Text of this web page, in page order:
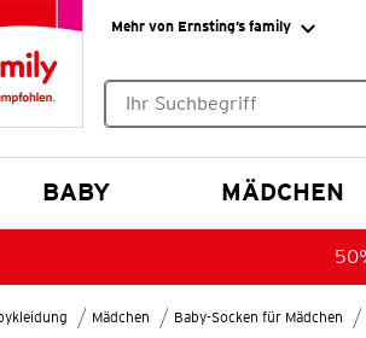
Mehr von Ernsting’s family
BABY MÄDCHEN
Mädchen Baby-Socken für Mädchen